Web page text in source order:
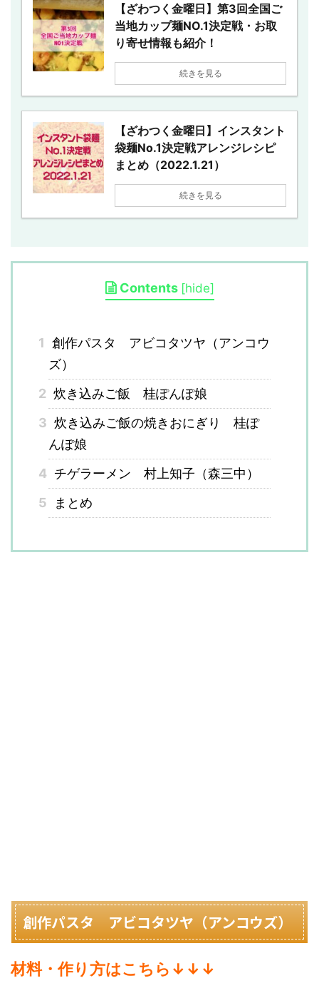
【ざわつく金曜日】第3回全国ご
当地カップ麺NO.1決定戦・お取
り寄せ情報も紹介！
続きを見る
【ざわつく金曜日】インスタント
袋麺No.1決定戦アレンジレシピ
まとめ（2022.1.21）
続きを見る
Contents [hide]
1 創作パスタ アビコタツヤ（アンコウ
ズ）
2 炊き込みご飯 桂ぽんぽ娘
3 炊き込みご飯の焼きおにぎり 桂ぽ
んぽ娘
4 チゲラーメン 村上知子（森三中）
5
まとめ
創作パスタ アビコタツヤ（アンコウズ）
材料・作り方はこちら↓↓↓